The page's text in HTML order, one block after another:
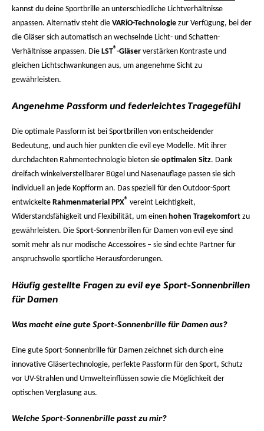
kannst du deine Sportbrille an unterschiedliche Lichtverhältnisse
anpassen. Alternativ steht die VARiO-Technologie zur Verfügung, bei der
die Gläser sich automatisch an wechselnde Licht- und Schatten-
Verhältnisse anpassen. Die LST®-Gläser verstärken Kontraste und
gleichen Lichtschwankungen aus, um angenehme Sicht zu
gewährleisten.
Angenehme Passform und federleichtes Tragegefühl
Die optimale Passform ist bei Sportbrillen von entscheidender
Bedeutung, und auch hier punkten die evil eye Modelle. Mit ihrer
durchdachten Rahmentechnologie bieten sie optimalen Sitz. Dank
dreifach winkelverstellbarer Bügel und Nasenauflage passen sie sich
individuell an jede Kopfform an. Das speziell für den Outdoor-Sport
entwickelte Rahmenmaterial PPX® vereint Leichtigkeit,
Widerstandsfähigkeit und Flexibilität, um einen hohen Tragekomfort zu
gewährleisten. Die Sport-Sonnenbrillen für Damen von evil eye sind
somit mehr als nur modische Accessoires – sie sind echte Partner für
anspruchsvolle sportliche Herausforderungen.
Häufig gestellte Fragen zu evil eye Sport-Sonnenbrillen
für Damen
Was macht eine gute Sport-Sonnenbrille für Damen aus?
Eine gute Sport-Sonnenbrille für Damen zeichnet sich durch eine
innovative Gläsertechnologie, perfekte Passform für den Sport, Schutz
vor UV-Strahlen und Umwelteinflüssen sowie die Möglichkeit der
optischen Verglasung aus.
Welche Sport-Sonnenbrille passt zu mir?